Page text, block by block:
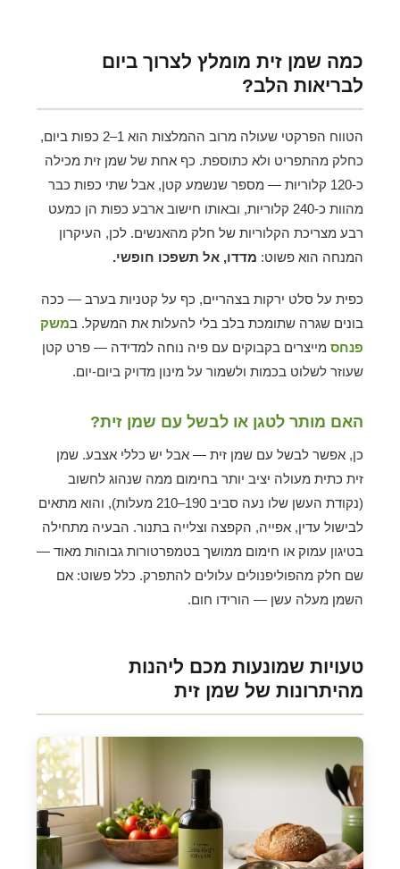
כמה שמן זית מומלץ לצרוך ביום
לבריאות הלב?
הטווח הפרקטי שעולה מרוב ההמלצות הוא 1–2 כפות ביום,
כחלק מהתפריט ולא כתוספת. כף אחת של שמן זית מכילה
כ-120 קלוריות — מספר שנשמע קטן, אבל שתי כפות כבר
מהוות כ-240 קלוריות, ובאותו חישוב ארבע כפות הן כמעט
רבע מצריכת הקלוריות של חלק מהאנשים. לכן, העיקרון
המנחה הוא פשוט: מדדו, אל תשפכו חופשי.
כפית על סלט ירקות בצהריים, כף על קטניות בערב — ככה
בונים שגרה שתומכת בלב בלי להעלות את המשקל. במשק
פנחסמייצרים בקבוקים עם פיה נוחה למדידה — פרט קטן
שעוזר לשלוט בכמות ולשמור על מינון מדויק ביום-יום.
האם מותר לטגן או לבשל עם שמן זית?
כן, אפשר לבשל עם שמן זית — אבל יש כללי אצבע. שמן
זית כתית מעולה יציב יותר בחימום ממה שנהוג לחשוב
(נקודת העשן שלו נעה סביב 190–210 מעלות), והוא מתאים
לבישול עדין, אפייה, הקפצה וצלייה בתנור. הבעיה מתחילה
בטיגון עמוק או חימום ממושך בטמפרטורות גבוהות מאוד —
שם חלק מהפוליפנולים עלולים להתפרק. כלל פשוט: אם
השמן מעלה עשן — הורידו חום.
טעויות שמונעות מכם ליהנות
מהיתרונות של שמן זית